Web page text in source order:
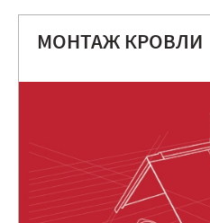
МОНТАЖ КРОВЛИ